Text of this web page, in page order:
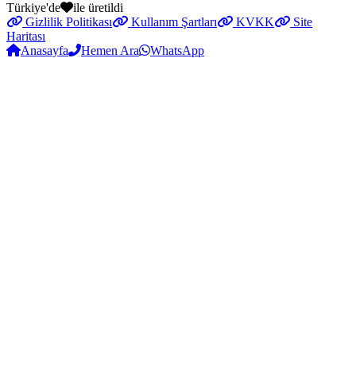
Türkiye'de
ile üretildi
Gizlilik Politikası
Kullanım Şartları KVKK
Site
Haritası
Anasayfa
Hemen Ara WhatsApp